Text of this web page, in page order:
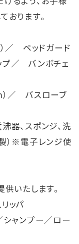
おります。
／ ベッドガード
／ バンボチェ
／ バスローブ
器、スポンジ、洗
）※電子レンジ使
いたします。
ッパ
シャンプー／ロー